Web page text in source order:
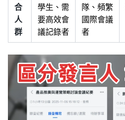
合
人
群
學生、需
要高效會
議記錄者
隊、頻繁
國際會議
者